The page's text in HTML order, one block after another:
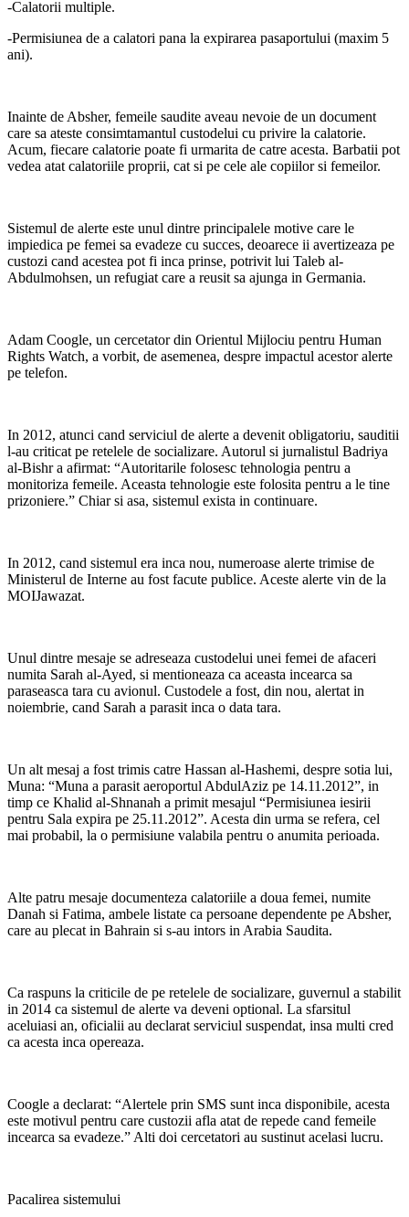
-Calatorii multiple.
-Permisiunea de a calatori pana la expirarea pasaportului (maxim 5
ani).
Inainte de Absher, femeile saudite aveau nevoie de un document
care sa ateste consimtamantul custodelui cu privire la calatorie.
Acum, fiecare calatorie poate fi urmarita de catre acesta. Barbatii pot
vedea atat calatoriile proprii, cat si pe cele ale copiilor si femeilor.
Sistemul de alerte este unul dintre principalele motive care le
impiedica pe femei sa evadeze cu succes, deoarece ii avertizeaza pe
custozi cand acestea pot fi inca prinse, potrivit lui Taleb al-
Abdulmohsen, un refugiat care a reusit sa ajunga in Germania.
Adam Coogle, un cercetator din Orientul Mijlociu pentru Human
Rights Watch, a vorbit, de asemenea, despre impactul acestor alerte
pe telefon.
In 2012, atunci cand serviciul de alerte a devenit obligatoriu, sauditii
l-au criticat pe retelele de socializare. Autorul si jurnalistul Badriya
al-Bishr a afirmat: “Autoritarile folosesc tehnologia pentru a
monitoriza femeile. Aceasta tehnologie este folosita pentru a le tine
prizoniere.” Chiar si asa, sistemul exista in continuare.
In 2012, cand sistemul era inca nou, numeroase alerte trimise de
Ministerul de Interne au fost facute publice. Aceste alerte vin de la
MOIJawazat.
Unul dintre mesaje se adreseaza custodelui unei femei de afaceri
numita Sarah al-Ayed, si mentioneaza ca aceasta incearca sa
paraseasca tara cu avionul. Custodele a fost, din nou, alertat in
noiembrie, cand Sarah a parasit inca o data tara.
Un alt mesaj a fost trimis catre Hassan al-Hashemi, despre sotia lui,
Muna: “Muna a parasit aeroportul AbdulAziz pe 14.11.2012”, in
timp ce Khalid al-Shnanah a primit mesajul “Permisiunea iesirii
pentru Sala expira pe 25.11.2012”. Acesta din urma se refera, cel
mai probabil, la o permisiune valabila pentru o anumita perioada.
Alte patru mesaje documenteza calatoriile a doua femei, numite
Danah si Fatima, ambele listate ca persoane dependente pe Absher,
care au plecat in Bahrain si s-au intors in Arabia Saudita.
Ca raspuns la criticile de pe retelele de socializare, guvernul a stabilit
in 2014 ca sistemul de alerte va deveni optional. La sfarsitul
aceluiasi an, oficialii au declarat serviciul suspendat, insa multi cred
ca acesta inca opereaza.
Coogle a declarat: “Alertele prin SMS sunt inca disponibile, acesta
este motivul pentru care custozii afla atat de repede cand femeile
incearca sa evadeze.” Alti doi cercetatori au sustinut acelasi lucru.
Pacalirea sistemului